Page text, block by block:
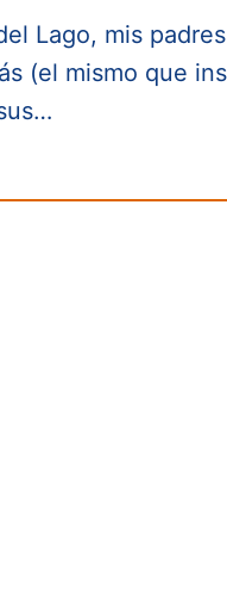
Lago, mis padres
(el mismo que